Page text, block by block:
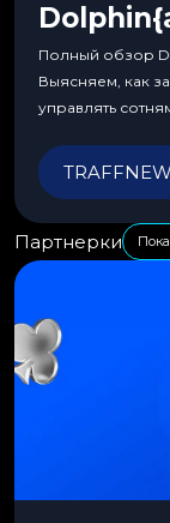
Полный обзор
Выясняем, как
управлять
эффективности.
Партнерки